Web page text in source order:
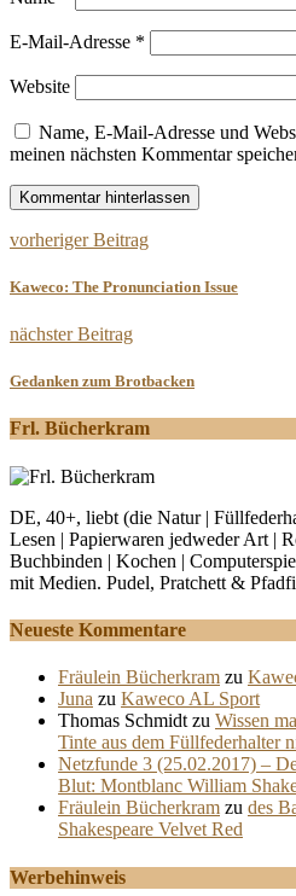
E-Mail-Adresse *
Website
Name, E-Mail-Adresse und
meinen nächsten Kommentar
vorheriger Beitrag
Kaweco: The Pronunciation Issue
nächster Beitrag
Gedanken zum Brotbacken
Frl. Bücherkram
DE, 40+, liebt (die Natur |
Lesen | Papierwaren jedweder Art |
Buchbinden | Kochen |
mit Medien. Pudel, Pratchett &
Neueste Kommentare
Fräulein Bücherkram zu
Juna zu Kaweco AL Sport
Thomas Schmidt zu Wissen
Tinte aus dem Füllfederhalter
Netzfunde 3 (25.02.2017) –
Blut: Montblanc William
Fräulein Bücherkram zu des
Shakespeare Velvet Red
Werbehinweis